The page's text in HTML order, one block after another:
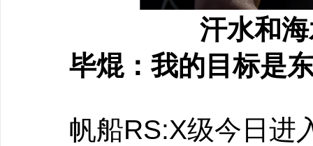
汗水和
毕焜：我的目标是东
帆船RS:X级今日进入